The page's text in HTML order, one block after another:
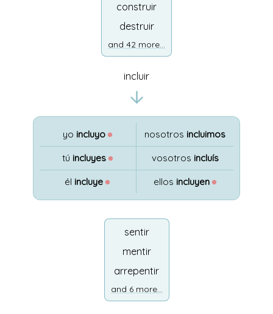
construir
destruir
and 42 more...
incluir
yo incluyo ●
tú incluyes ●
él incluye ●
nosotros incluimos
vosotros incluís
ellos incluyen ●
sentir
mentir
arrepentir
and 6 more...